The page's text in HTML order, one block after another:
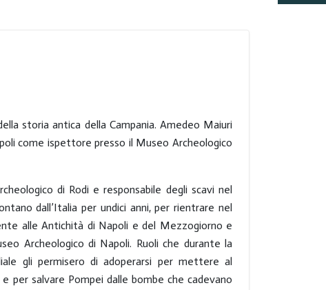
storia antica della Campania. Amedeo Maiuri
come ispettore presso il Museo Archeologico
di Rodi e responsabile degli scavi nel
dall’Italia per undici anni, per rientrare nel
alle Antichità di Napoli e del Mezzogiorno e
Archeologico di Napoli. Ruoli che durante la
gli permisero di adoperarsi per mettere al
per salvare Pompei dalle bombe che cadevano